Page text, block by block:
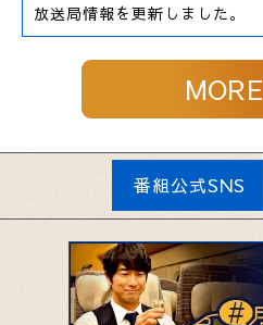
放送局情報を更新しました。
MORE
番組公式SNS